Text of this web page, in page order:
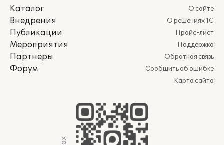
Каталог
Внедрения
Публикации
Мероприятия
Партнеры
Форум
О сайте
О решениях 1С
Прайс-лист
Поддержка
Обратная связь
Сообщить об ошибке
Карта сайта